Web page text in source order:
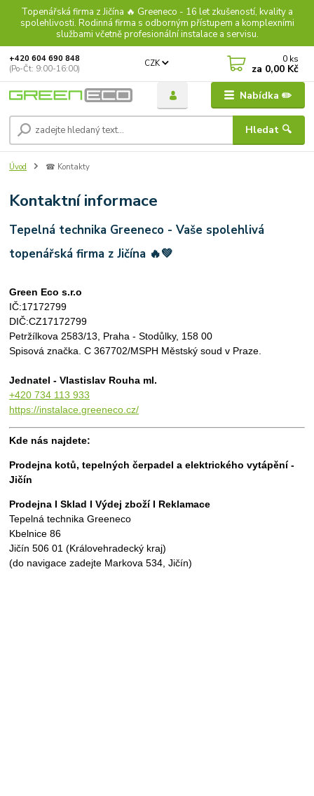
Topenářská firma z Jičína 🔥 Greeneco - 16 let zkušeností, kvality a
spolehlivosti. Rodinná firma s odborným přístupem a komplexními
službami včetně profesionální instalace a servisu.
Nabídka ✏️
CZK
Hledat 🔍
+420 604 690 848
(Po-Čt: 9:00-16:00)
0 ks
za 0,00 Kč
Úvod ☎︎ Kontakty
Kontaktní informace
Tepelná technika Greeneco - Vaše spolehlivá
topenářská firma z Jičína 🔥💚
Green Eco s.r.o
IČ:17172799
DIČ:CZ17172799
Petržílkova 2583/13, Praha - Stodůlky, 158 00
Spisová značka. C 367702/MSPH Městský soud v Praze.
Jednatel - Vlastislav Rouha ml.
+420 734 113 933
https://instalace.greeneco.cz/
Kde nás najdete:
Prodejna kotů, tepelných čerpadel a elektrického vytápění -
Jičín
Prodejna I Sklad I Výdej zboží I Reklamace
Tepelná technika Greeneco
Kbelnice 86
Jičín 506 01 (Královehradecký kraj)
(do navigace zadejte Markova 534, Jičín)